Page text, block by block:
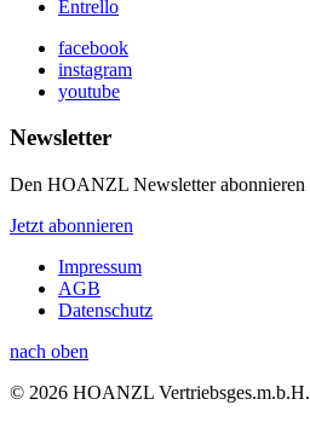
Entrello
facebook
instagram
youtube
Newsletter
Den HOANZL Newsletter abonnieren
Jetzt abonnieren
Impressum
AGB
Datenschutz
nach oben
© 2026 HOANZL Vertriebsges.m.b.H.